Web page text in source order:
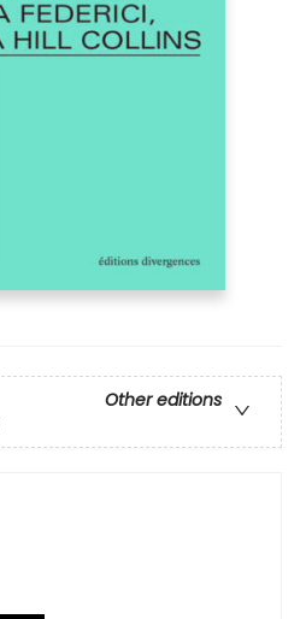
Other editions